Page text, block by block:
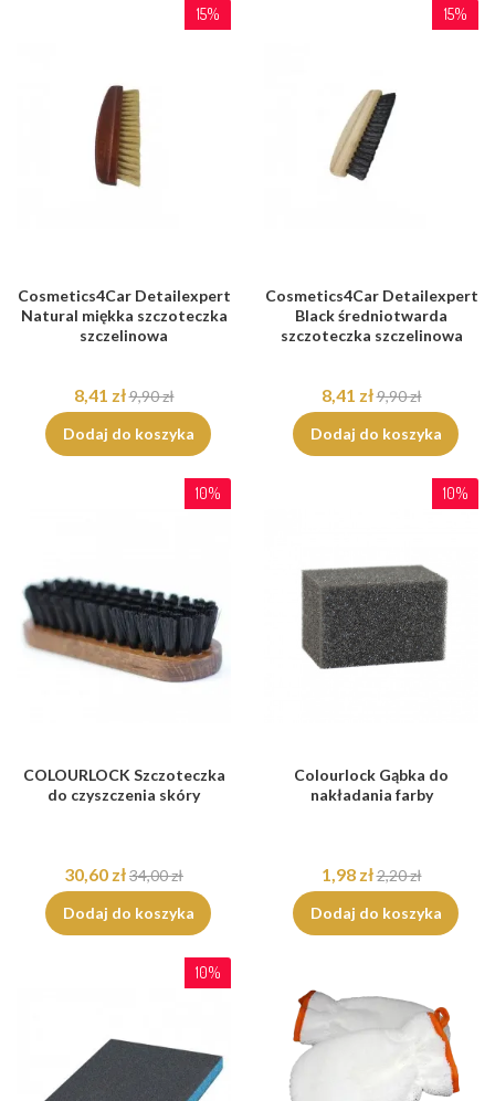
15%
Cosmetics4Car Detailexpert
Natural miękka szczoteczka
szczelinowa
8,41 zł9,90 zł
Dodaj do koszyka
15%
Cosmetics4Car Detailexpert
Black średniotwarda
szczoteczka szczelinowa
8,41 zł9,90 zł
Dodaj do koszyka
10%
COLOURLOCK Szczoteczka
do czyszczenia skóry
30,60 zł34,00 zł
Dodaj do koszyka
10%
Colourlock Gąbka do
nakładania farby
1,98 zł2,20 zł
Dodaj do koszyka
10%